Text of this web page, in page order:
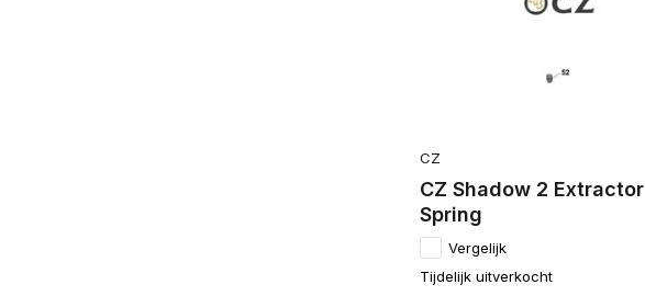
CZ
CZ Shadow 2 Extractor
Spring
Vergelijk
Tijdelijk uitverkocht